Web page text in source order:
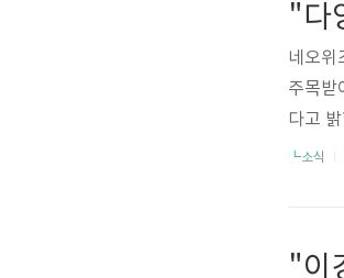
네오위
주목받
다고
꼽히
┗소식